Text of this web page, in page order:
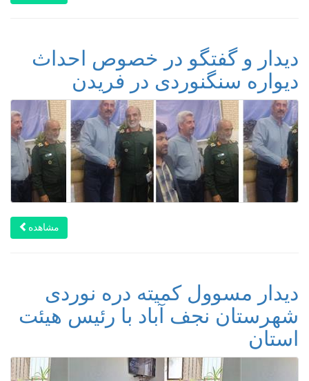
دیدار و گفتگو در خصوص احداث
دیواره سنگنوردی در فریدن
مشاهده
دیدار مسوول کمیته دره نوردی
شهرستان نجف آباد با رئیس هیئت
استان